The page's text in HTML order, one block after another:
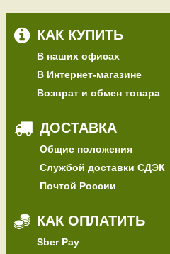
КАК КУПИТЬ
В наших офисах
В Интернет-магазине
Возврат и обмен товара
ДОСТАВКА
Общие положения
Службой доставки СДЭК
Почтой России
КАК ОПЛАТИТЬ
Sber Pay